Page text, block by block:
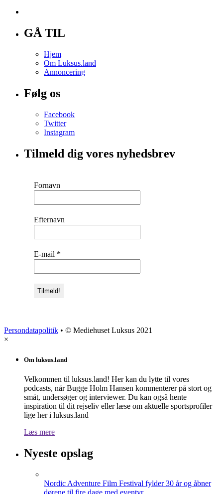
GÅ TIL
Hjem
Om Luksus.land
Annoncering
Følg os
Facebook
Twitter
Instagram
Tilmeld dig vores nyhedsbrev
Fornavn
Efternavn
E-mail *
Persondatapolitik • © Mediehuset Luksus 2021
×
Om luksus.land
Velkommen til luksus.land! Her kan du lytte til vores
podcasts, når Bugge Holm Hansen kommenterer på stort og
småt, undersøger og interviewer. Du kan også hente
inspiration til dit rejseliv eller læse om aktuelle sportsprofiler
lige her i luksus.land
Læs mere
Nyeste opslag
Nordic Adventure Film Festival fylder 30 år og åbner
dørene til fire dage med eventyr